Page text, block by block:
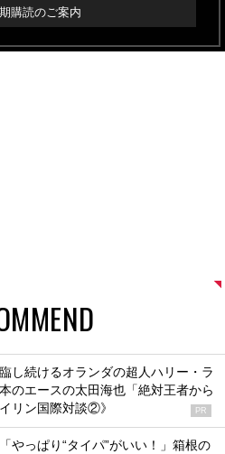
購読のご案内
し続けるオランダの超人ハリー・ラ
のエースの太田海也「絶対王者から
リン国際対談②》
PR
やっぱり“タイパ”がいい！」箱根の